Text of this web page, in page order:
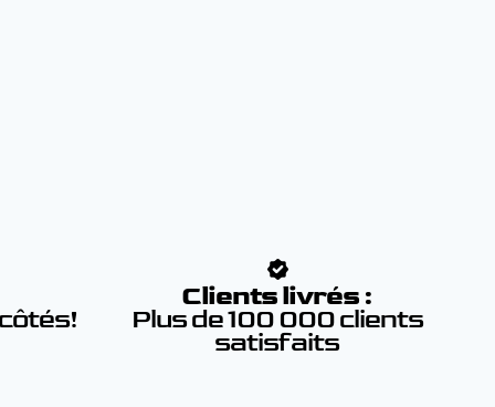
Clients livrés :
Plus de 100 000 clients
satisfaits